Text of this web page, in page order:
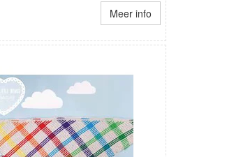
Meer info